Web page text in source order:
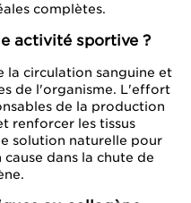
complètes.
activité sportive ?
la circulation sanguine et
de l'organisme. L'effort
de la production
renforcer les tissus
solution naturelle pour
cause dans la chute de